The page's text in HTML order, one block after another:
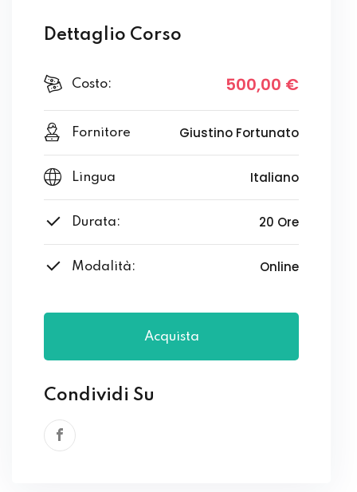
Dettaglio Corso
Costo: 500,00 €
Fornitore Giustino Fortunato
Lingua Italiano
Durata: 20 Ore
Modalità: Online
Acquista
Condividi Su